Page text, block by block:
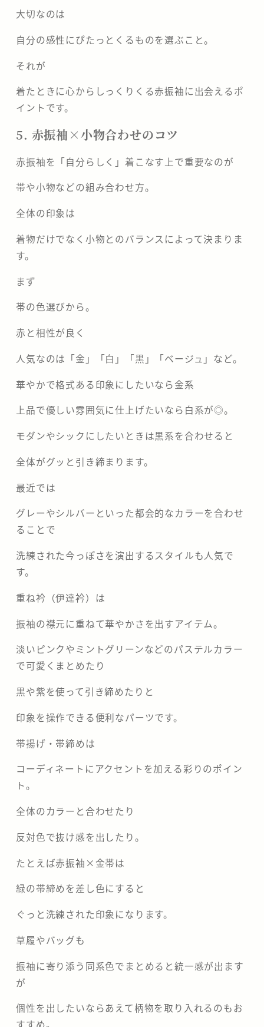
大切なのは
自分の感性にぴたっとくるものを選ぶこと。
それが
着たときに心からしっくりくる赤振袖に出会えるポ
イントです。
5. 赤振袖×小物合わせのコツ
赤振袖を「自分らしく」着こなす上で重要なのが
帯や小物などの組み合わせ方。
全体の印象は
着物だけでなく小物とのバランスによって決まりま
す。
まず
帯の色選びから。
赤と相性が良く
人気なのは「金」「白」「黒」「ベージュ」など。
華やかで格式ある印象にしたいなら金系
上品で優しい雰囲気に仕上げたいなら白系が◎。
モダンやシックにしたいときは黒系を合わせると
全体がグッと引き締まります。
最近では
グレーやシルバーといった都会的なカラーを合わせ
ることで
洗練された今っぽさを演出するスタイルも人気で
す。
重ね衿（伊達衿）は
振袖の襟元に重ねて華やかさを出すアイテム。
淡いピンクやミントグリーンなどのパステルカラー
で可愛くまとめたり
黒や紫を使って引き締めたりと
印象を操作できる便利なパーツです。
帯揚げ・帯締めは
コーディネートにアクセントを加える彩りのポイン
ト。
全体のカラーと合わせたり
反対色で抜け感を出したり。
たとえば赤振袖×金帯は
緑の帯締めを差し色にすると
ぐっと洗練された印象になります。
草履やバッグも
振袖に寄り添う同系色でまとめると統一感が出ます
が
個性を出したいならあえて柄物を取り入れるのもお